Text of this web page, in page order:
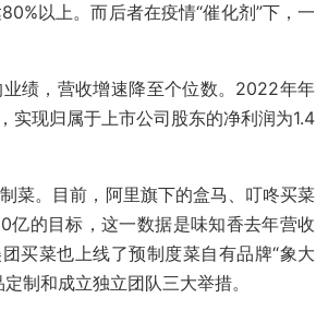
以上。而后者在疫情“催化剂”下，一
绩，营收增速降至个位数。2022年年
实现归属于上市公司股东的净利润为1.4
菜。目前，阿里旗下的盒马、叮咚买菜
亿的目标，这一数据是味知香去年营收
买菜也上线了预制度菜自有品牌“象大
制和成立独立团队三大举措。